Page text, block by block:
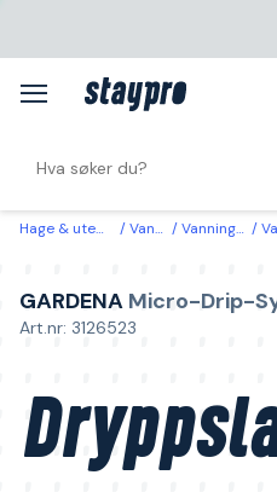
Hage & utemiljø Vanning Vanningssystem
GARDENA Micro-Drip-
Art.nr: 3126523